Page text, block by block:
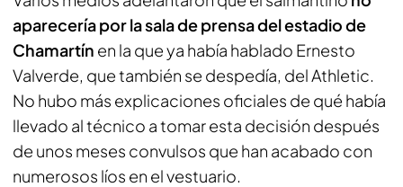
aparecería por la sala de prensa del estadio de
Chamartín en la que ya había hablado Ernesto
Valverde, que también se despedía, del Athletic.
No hubo más explicaciones oficiales de qué había
llevado al técnico a tomar esta decisión después
de unos meses convulsos que han acabado con
numerosos líos en el vestuario.